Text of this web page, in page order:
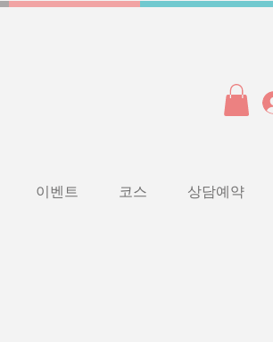
이벤트 코스 상담예약